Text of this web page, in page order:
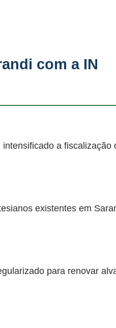
com a IN
a fiscalização
existentes em
para renovar